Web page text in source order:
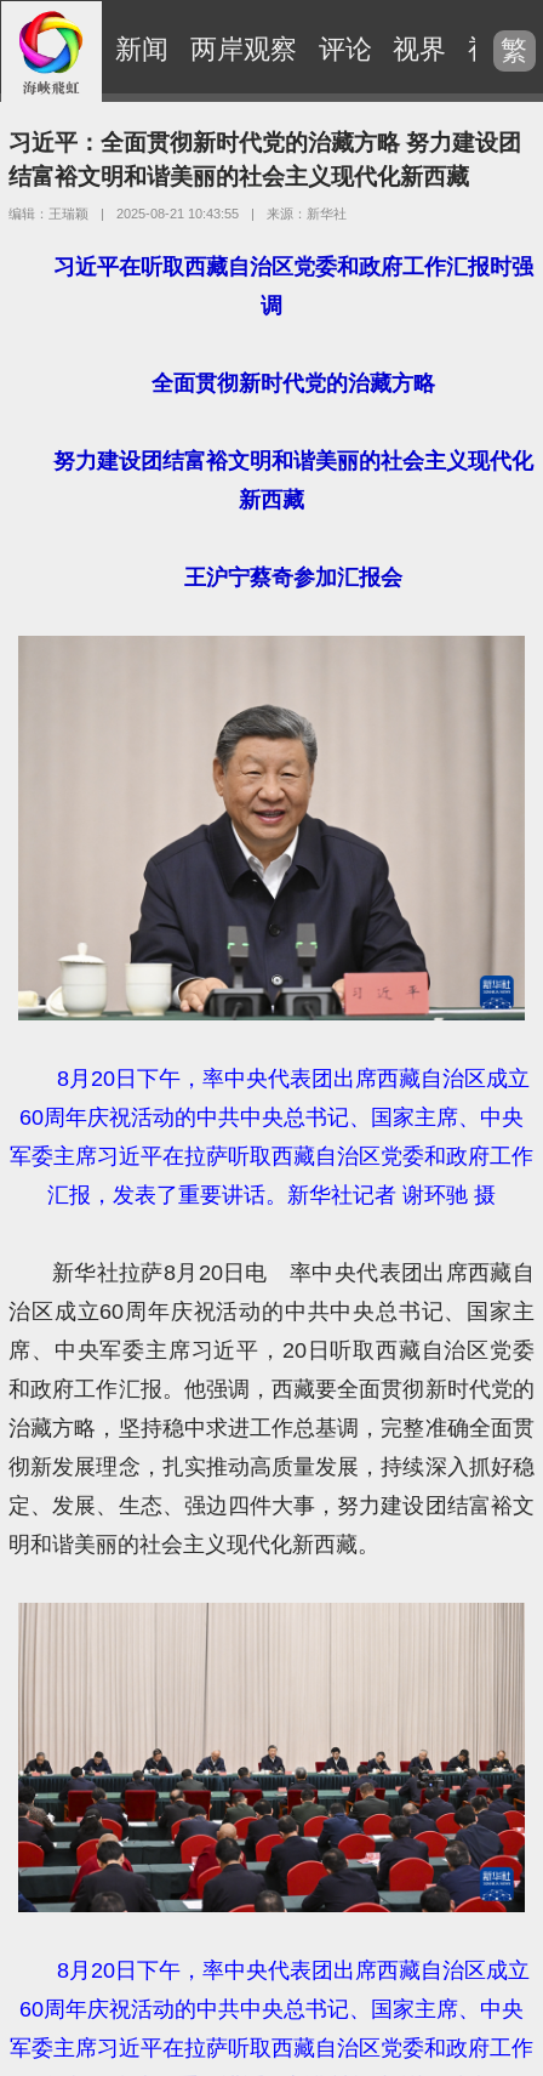
新闻 两岸观察 评论 视界 视频
繁
习近平：全面贯彻新时代党的治藏方略 努力建设团
结富裕文明和谐美丽的社会主义现代化新西藏
编辑：王瑞颖 | 2025-08-21 10:43:55 | 来源：新华社
习近平在听取西藏自治区党委和政府工作汇报时强
调
全面贯彻新时代党的治藏方略
努力建设团结富裕文明和谐美丽的社会主义现代化
新西藏
王沪宁蔡奇参加汇报会
8月20日下午，率中央代表团出席西藏自治区成立
60周年庆祝活动的中共中央总书记、国家主席、中央
军委主席习近平在拉萨听取西藏自治区党委和政府工作
汇报，发表了重要讲话。新华社记者 谢环驰 摄
新华社拉萨8月20日电 率中央代表团出席西藏自
治区成立60周年庆祝活动的中共中央总书记、国家主
席、中央军委主席习近平，20日听取西藏自治区党委
和政府工作汇报。他强调，西藏要全面贯彻新时代党的
治藏方略，坚持稳中求进工作总基调，完整准确全面贯
彻新发展理念，扎实推动高质量发展，持续深入抓好稳
定、发展、生态、强边四件大事，努力建设团结富裕文
明和谐美丽的社会主义现代化新西藏。
8月20日下午，率中央代表团出席西藏自治区成立
60周年庆祝活动的中共中央总书记、国家主席、中央
军委主席习近平在拉萨听取西藏自治区党委和政府工作